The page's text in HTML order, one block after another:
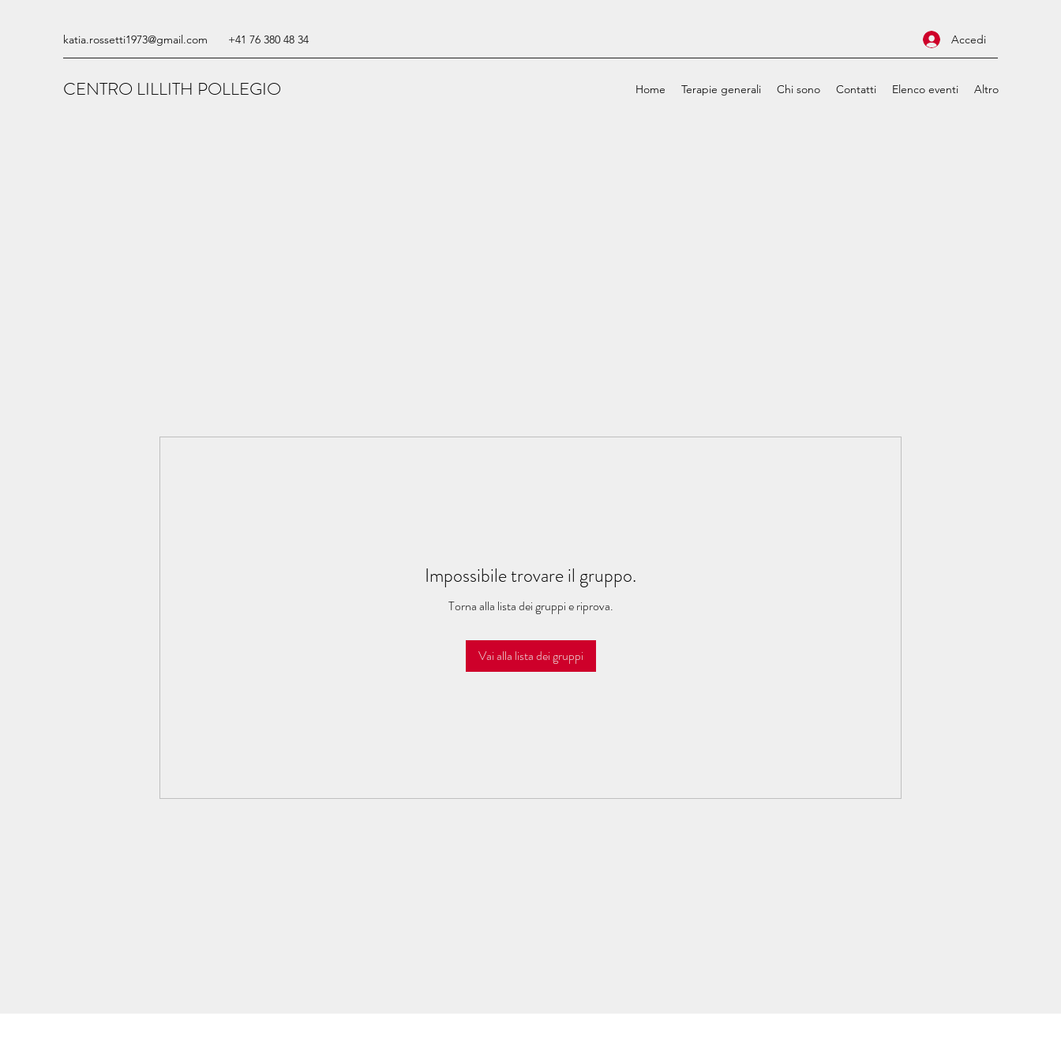
katia.rossetti1973@gmail.com +41 76 380 48 34 Accedi
CENTRO LILLITH POLLEGIO Home Terapie generali Chi sono Contatti Elenco eventi Altro
Impossibile trovare il gruppo.
Torna alla lista dei gruppi e riprova.
Vai alla lista dei gruppi